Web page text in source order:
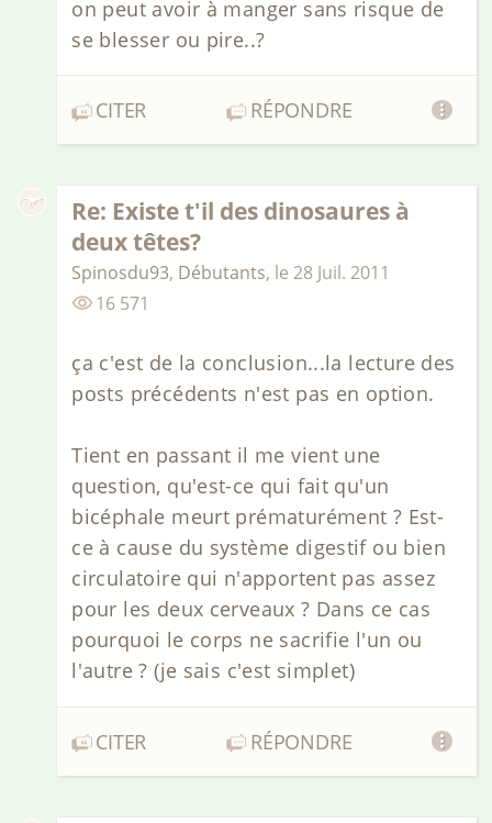
on peut avoir à manger sans risque de
se blesser ou pire..?
CITER RÉPONDRE
Re: Existe t'il des dinosaures à
deux têtes?
Spinosdu93, Débutants, le28 Juil. 2011
16 571
ça c'est de la conclusion...la lecture des
posts précédents n'est pas en option.
Tient en passant il me vient une
question, qu'est-ce qui fait qu'un
bicéphale meurt prématurément ? Est-
ce à cause du système digestif ou bien
circulatoire qui n'apportent pas assez
pour les deux cerveaux ? Dans ce cas
pourquoi le corps ne sacrifie l'un ou
l'autre ? (je sais c'est simplet)
CITER RÉPONDRE